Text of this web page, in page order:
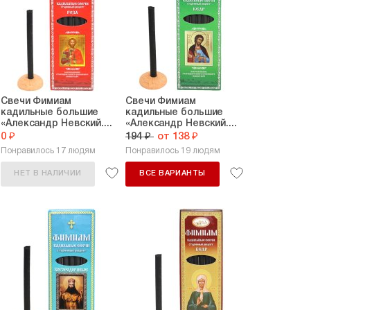
Свечи Фимиам
кадильные большие
«Александр Невский....
0 ₽
Понравилось 17 людям
НЕТ В НАЛИЧИИ
Свечи Фимиам
кадильные большие
«Александр Невский....
194 ₽ от 138 ₽
Понравилось 19 людям
ВСЕ ВАРИАНТЫ